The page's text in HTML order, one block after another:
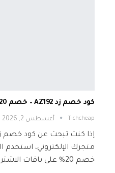
كود خصم زد AZ192 – خصم 20% على باقات منصة Zid
Tichcheap أغسطس 2, 2026
إذا كنت تبحث عن كود خصم
خصم 20% على باقات الاشتراك…